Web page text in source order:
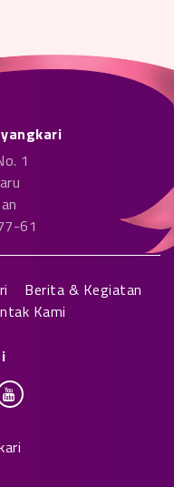
1
61
Berita & Kegiatan
Kami